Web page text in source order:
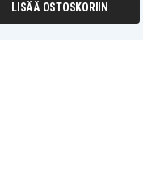
LISÄÄ OSTOSKORIIN